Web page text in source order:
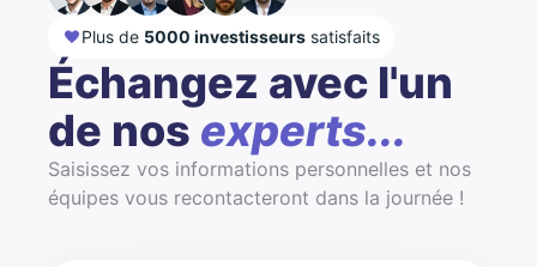
Plus de 5000 investisseurs satisfaits
Échangez avec l'un
de nos experts...
Saisissez vos informations personnelles et nos
équipes vous recontacteront dans la journée !